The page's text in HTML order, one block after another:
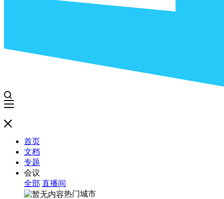
首页
文档
专题
会议
全部 直播间
热门城市